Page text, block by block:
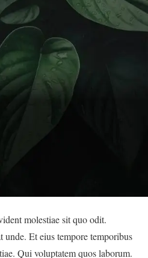
molestiae sit quo odit.
unde. Et eius tempore temporibus
Qui voluptatem quos laborum.